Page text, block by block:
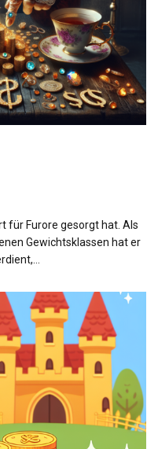
für Furore gesorgt hat. Als
Gewichtsklassen hat er